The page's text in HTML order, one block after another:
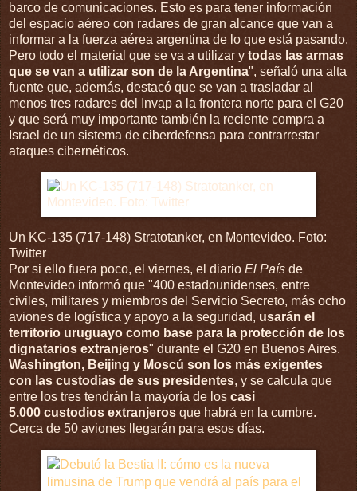
barco de comunicaciones. Esto es para tener información
del espacio aéreo con radares de gran alcance que van a
informar a la fuerza aérea argentina de lo que está pasando.
Pero todo el material que se va a utilizar y todas las armas
que se van a utilizar son de la Argentina", señaló una alta
fuente que, además, destacó que se van a trasladar al
menos tres radares del Invap a la frontera norte para el G20
y que será muy importante también la reciente compra a
Israel de un sistema de ciberdefensa para contrarrestar
ataques cibernéticos.
Un KC-135 (717-148) Stratotanker, en Montevideo. Foto:
Twitter
Por si ello fuera poco, el viernes, el diario El País de
Montevideo informó que "400 estadounidenses, entre
civiles, militares y miembros del Servicio Secreto, más ocho
aviones de logística y apoyo a la seguridad, usarán el
territorio uruguayo como base para la protección de los
dignatarios extranjeros" durante el G20 en Buenos Aires.
Washington, Beijing y Moscú son los más exigentes
con las custodias de sus presidentes, y se calcula que
entre los tres tendrán la mayoría de los casi
5.000 custodios extranjeros que habrá en la cumbre.
Cerca de 50 aviones llegarán para esos días.